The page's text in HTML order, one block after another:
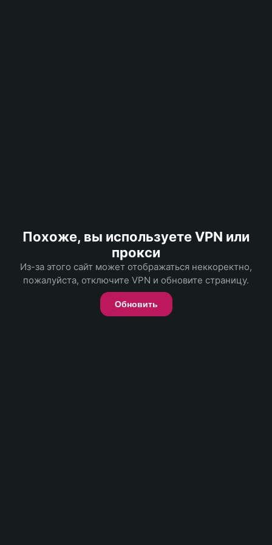
Похоже, вы используете VPN или
прокси
Из-за этого сайт может отображаться неккоректно,
пожалуйста, отключите VPN и обновите страницу.
Обновить